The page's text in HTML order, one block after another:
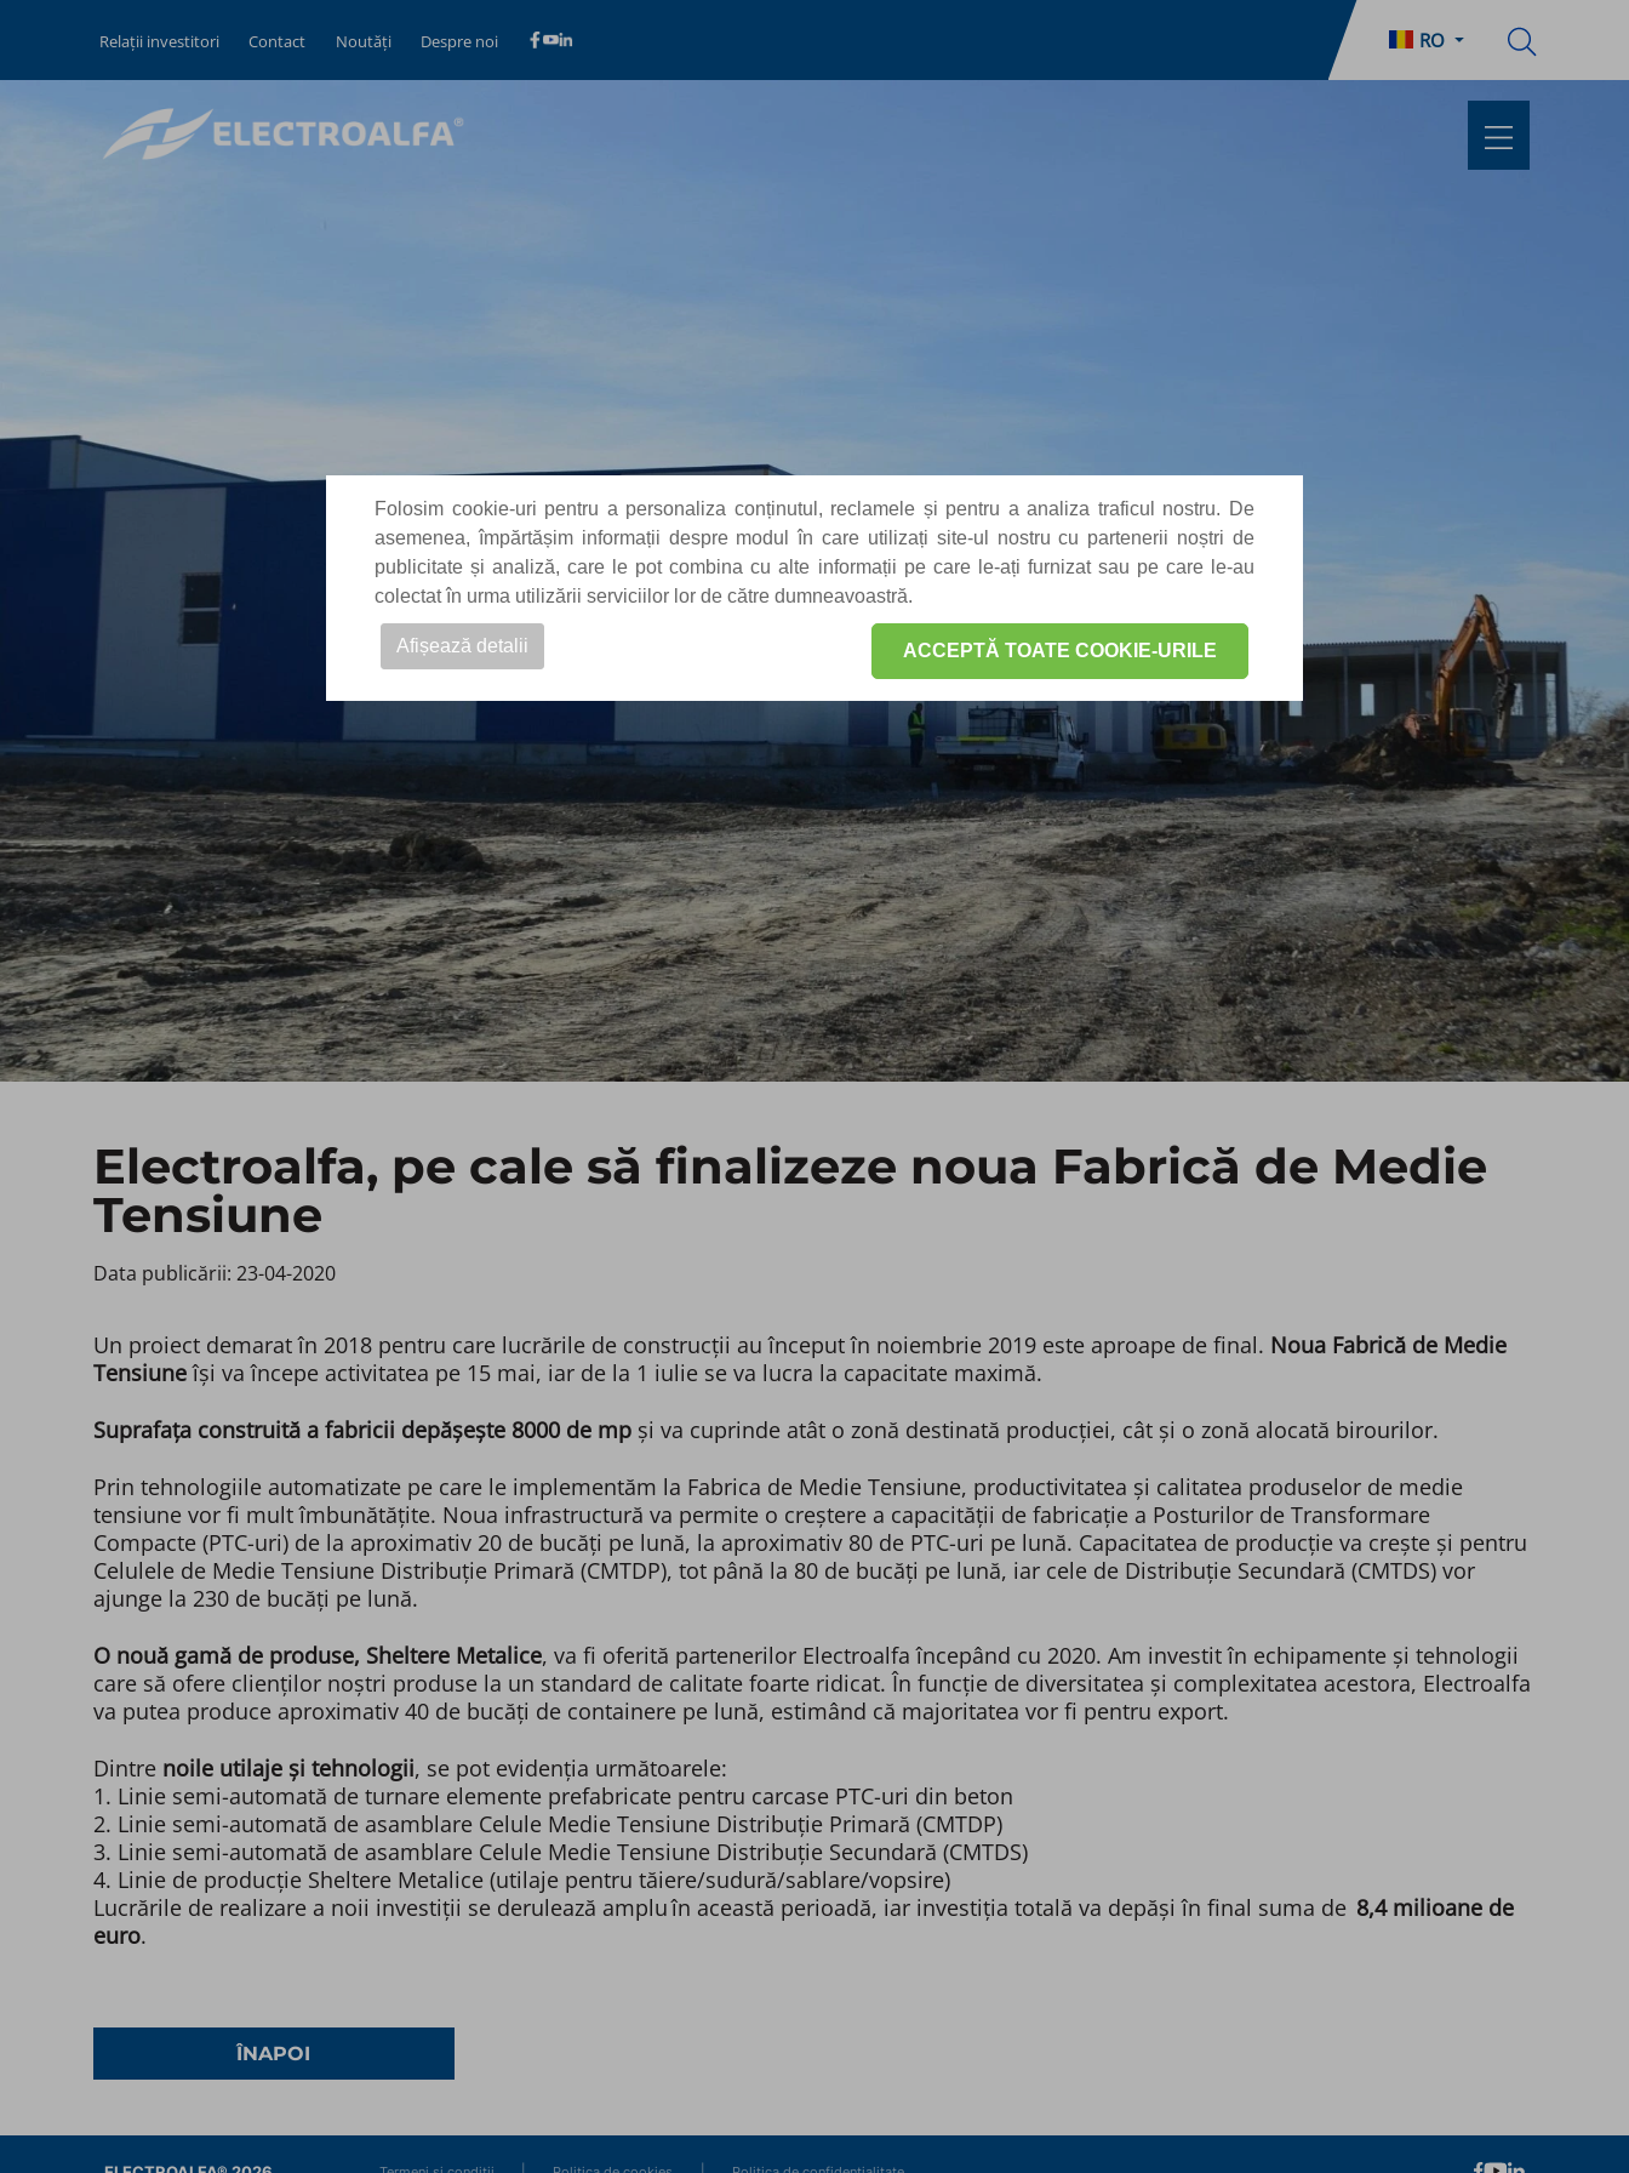
Folosim cookie-uri pentru a personaliza conținutul, reclamele și pentru a analiza traficul nostru. De
asemenea, împărtășim informații despre modul în care utilizați site-ul nostru cu partenerii noștri de
publicitate și analiză, care le pot combina cu alte informații pe care le-ați furnizat sau pe care le-au
colectat în urma utilizării serviciilor lor de către dumneavoastră.
ACCEPTĂ TOATE COOKIE-URILE
Afișează detalii
Relații investitori Contact Noutăți Despre noi RO
Electroalfa, pe cale să finalizeze noua Fabrică de Medie
Tensiune
Data publicării: 23-04-2020 ​
Un proiect demarat în 2018 pentru care lucrările de construcții au început în noiembrie 2019 este aproape de final. Noua Fabrică de Medie
Tensiuneîși va începe activitatea pe 15 mai, iar de la 1 iulie se va lucra la capacitate maximă.
Suprafața construită a fabricii depășește 8000 de mpși va cuprinde atât o zonă destinată producției, cât și o zonă alocată birourilor.
Prin tehnologiile automatizate pe care le implementăm la Fabrica de Medie Tensiune, productivitatea și calitatea produselor de medie
tensiune vor fi mult îmbunătățite. Noua infrastructură va permite o creștere a capacității de fabricație a Posturilor de Transformare
Compacte (PTC-uri) de la aproximativ 20 de bucăți pe lună, la aproximativ 80 de PTC-uri pe lună. Capacitatea de producție va crește și pentru
Celulele de Medie Tensiune Distribuție Primară (CMTDP), tot până la 80 de bucăți pe lună, iar cele de Distribuție Secundară (CMTDS) vor
ajunge la 230 de bucăți pe lună.
O nouă gamă de produse, Sheltere Metalice, va fi oferită partenerilor Electroalfa începând cu 2020. Am investit în echipamente și tehnologii
care să ofere clienților noștri produse la un standard de calitate foarte ridicat. În funcție de diversitatea și complexitatea acestora, Electroalfa
va putea produce aproximativ 40 de bucăți de containere pe lună, estimând că majoritatea vor fi pentru export.
Dintre noile utilaje și tehnologii, se pot evidenția următoarele:
1. Linie semi-automată de turnare elemente prefabricate pentru carcase PTC-uri din beton
2. Linie semi-automată de asamblare Celule Medie Tensiune Distribuție Primară (CMTDP)
3. Linie semi-automată de asamblare Celule Medie Tensiune Distribuție Secundară (CMTDS)
4. Linie de producție Sheltere Metalice (utilaje pentru tăiere/sudură/sablare/vopsire)
Lucrările de realizare a noii investiții se derulează amplu în această perioadă, iar investiția totală va depăși în final suma de 8,4 milioane de
euro.
ÎNAPOI